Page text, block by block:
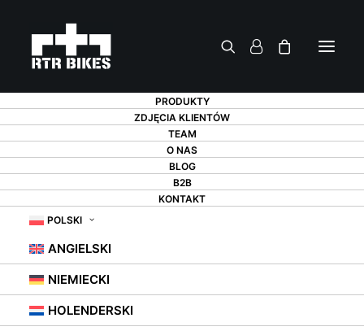
PRODUKTY
ZDJĘCIA KLIENTÓW
TEAM
O NAS
BLOG
B2B
KONTAKT
POLSKI
ANGIELSKI
NIEMIECKI
HOLENDERSKI
STOJAK NA ROWER
BRUTUS – 9 ZALET,
KTÓRYMI CIĘ
ZASKOCZY